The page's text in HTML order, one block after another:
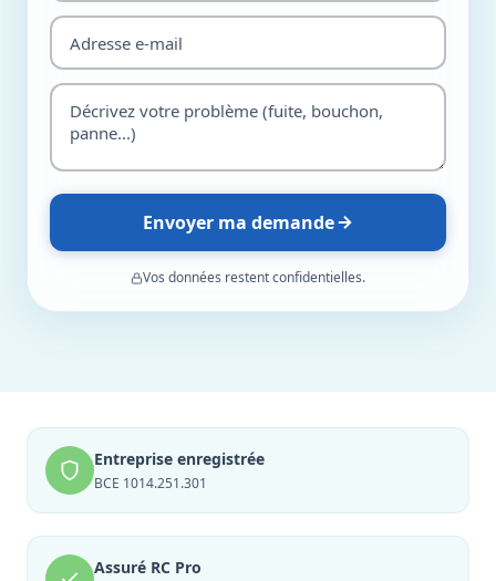
Envoyer ma demande
Vos données restent confidentielles.
Entreprise enregistrée
BCE 1014.251.301
Assuré RC Pro